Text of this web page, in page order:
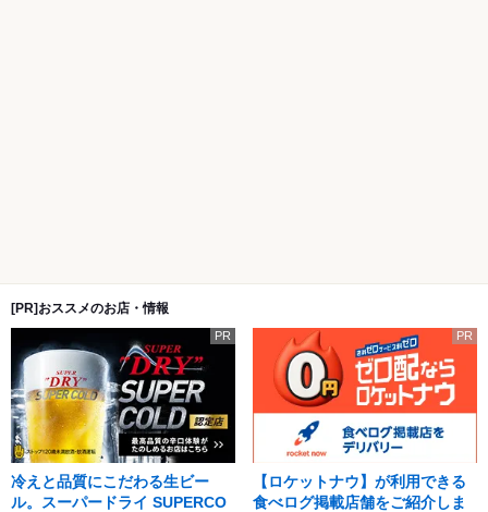
[PR]おススメのお店・情報
PR
冷えと品質にこだわる生ビー
ル。スーパードライ SUPERCO
PR
【ロケットナウ】が利用できる
食べログ掲載店舗をご紹介しま